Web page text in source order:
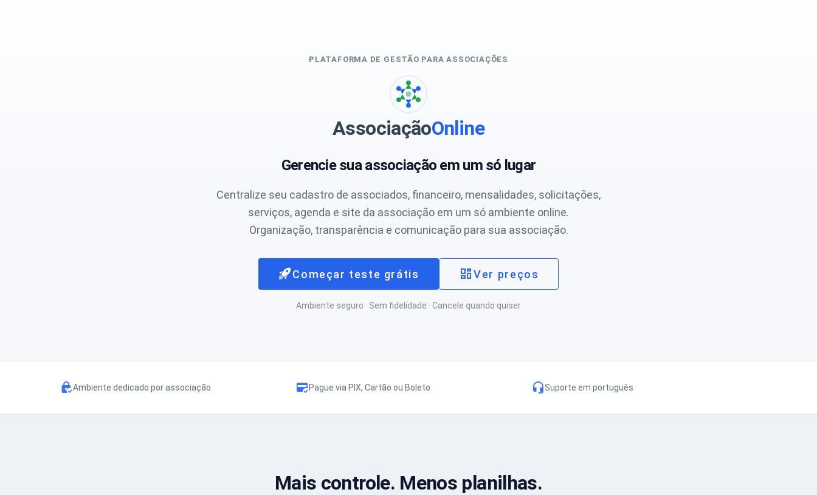
PLATAFORMA DE GESTÃO PARA ASSOCIAÇÕES
AssociaçãoOnline
Gerencie sua associação em um só lugar
Centralize seu cadastro de associados, financeiro, mensalidades, solicitações,
serviços, agenda e site da associação em um só ambiente online.
Organização, transparência e comunicação para sua associação.
Começar teste grátis Ver preços
Ambiente seguro · Sem fidelidade · Cancele quando quiser
Ambiente dedicado por associação Pague via PIX, Cartão ou Boleto Suporte em português
Mais controle. Menos planilhas.